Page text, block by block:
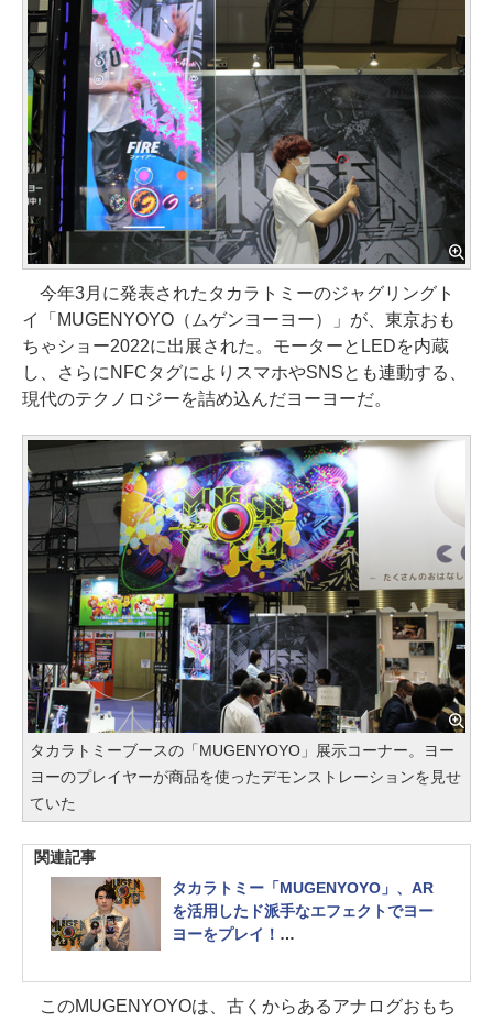
今年3月に発表されたタカラトミーのジャグリングト
イ「MUGENYOYO（ムゲンヨーヨー）」が、東京おも
ちゃショー2022に出展された。モーターとLEDを内蔵
し、さらにNFCタグによりスマホやSNSとも連動する、
現代のテクノロジーを詰め込んだヨーヨーだ。
タカラトミーブースの「MUGENYOYO」展示コーナー。ヨー
ヨーのプレイヤーが商品を使ったデモンストレーションを見せ
ていた
関連記事
タカラトミー「MUGENYOYO」、AR
を活用したド派手なエフェクトでヨー
ヨーをプレイ！
イをアプリ録画し先行体験
このMUGENYOYOは、古くからあるアナログおもち